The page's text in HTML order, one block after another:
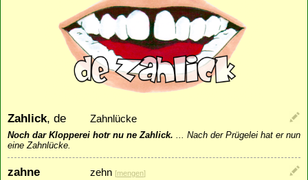
Zahlick, de Zahnlücke
Noch dar Klopperei hotr nu ne Zahlick. ... Nach der Prügelei hat er nun
eine Zahnlücke.
zahne zehn [mengen]